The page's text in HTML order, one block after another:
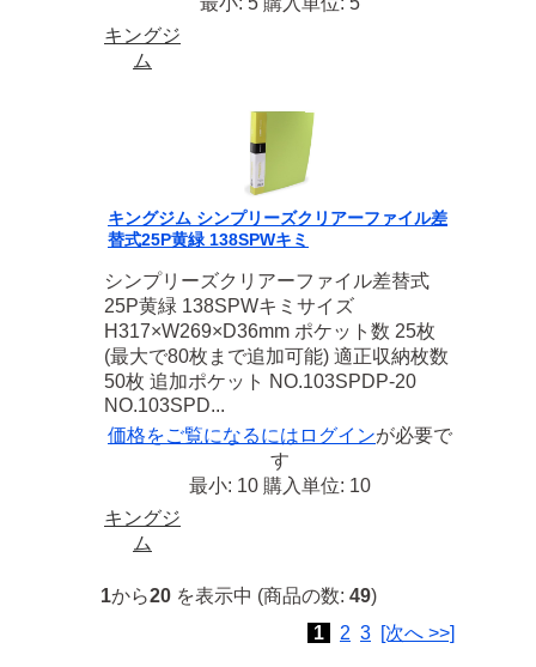
キングジ
ム
キングジム シンプリーズクリアーファイル差
替式25P黄緑 138SPWキミ
シンプリーズクリアーファイル差替式
25P黄緑 138SPWキミサイズ
H317×W269×D36mm ポケット数 25枚
(最大で80枚まで追加可能) 適正収納枚数
50枚 追加ポケット NO.103SPDP-20
NO.103SPD...
価格をご覧になるには ログインが必要で
す
最小: 10 購入単位: 10
キングジ
ム
1から20 を表示中 (商品の数: 49)
1
2 3 [次へ >>]